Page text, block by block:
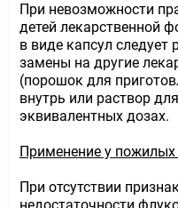
При невозможности
детей лекарственной
в виде капсул
замены на другие
(порошок для
внутрь или раствор
эквивалентных дозах.
Применение у
При отсутствии